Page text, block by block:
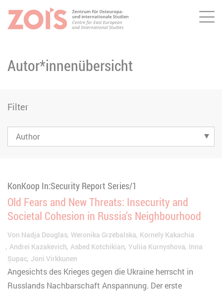
ZUM HAUPTINHALT SPRINGEN
ZUR SUCHE SPRINGEN
Autor*innenübersicht
Filter
KonKoop In:Security Report Series/1
Old Fears and New Threats: Insecurity and
Societal Cohesion in Russia’s Neighbourhood
Von Nadja Douglas Weronika Grzebalska Kornely Kakachia
Andrei Kazakevich Asbed Kotchikian Yuliia Kurnyshova Inna
Șupac Joni Virkkunen
Angesichts des Krieges gegen die Ukraine herrscht in
Russlands Nachbarschaft Anspannung. Der erste